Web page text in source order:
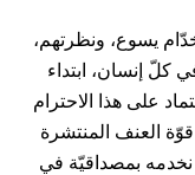
يسوع، ونظرتهم،
كلّ إنسان، ابتداء
على هذا الاحترام
العنف المنتشرة
نخدمه بمصداقيّة في